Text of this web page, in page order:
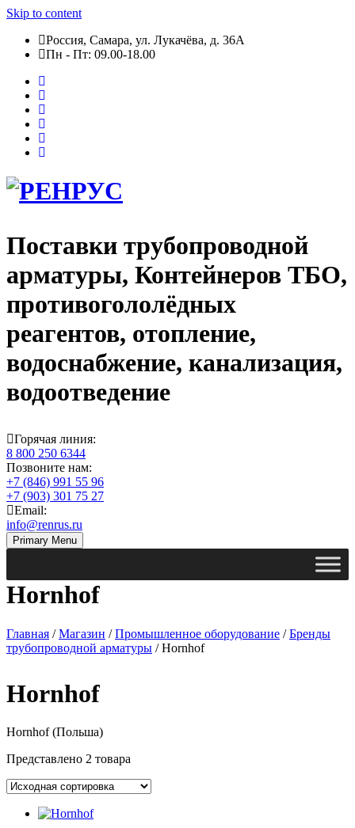
Skip to content
Россия, Самара, ул. Лукачёва, д. 36А
Пн - Пт: 09.00-18.00
Поставки трубопроводной
арматуры, Контейнеров ТБО,
противогололёдных
реагентов, отопление,
водоснабжение, канализация,
водоотведение
Горячая линия:
8 800 250 6344
Позвоните нам:
+7 (846) 991 55 96
+7 (903) 301 75 27
Email:
info@renrus.ru
Primary Menu
Hornhof
Главная /Магазин /Промышленное оборудование /Бренды
трубопроводной арматуры / Hornhof
Hornhof
Hornhof (Польша)
Представлено 2 товара